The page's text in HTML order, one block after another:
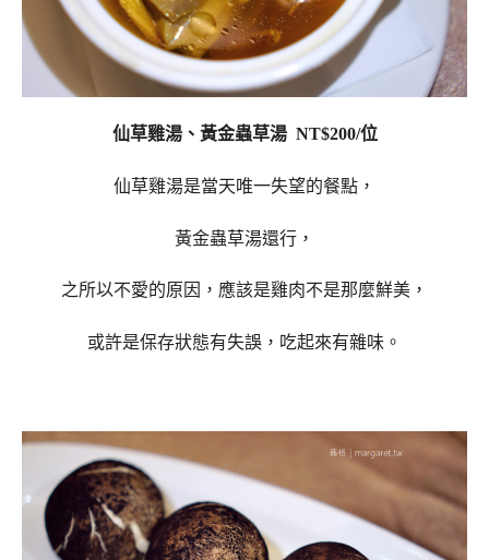
仙草雞湯、黃金蟲草湯 NT$200/位
仙草雞湯是當天唯一失望的餐點，
黃金蟲草湯還行，
之所以不愛的原因，應該是雞肉不是那麼鮮美，
或許是保存狀態有失誤，吃起來有雜味。